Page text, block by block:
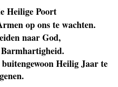
Heilige Poort
op ons te wachten.
naar God,
Heilig Jaar te